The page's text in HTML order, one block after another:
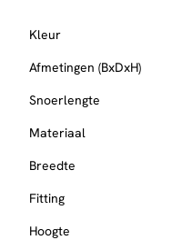
Kleur
Afmetingen (BxDxH)
Snoerlengte
Materiaal
Breedte
Fitting
Hoogte